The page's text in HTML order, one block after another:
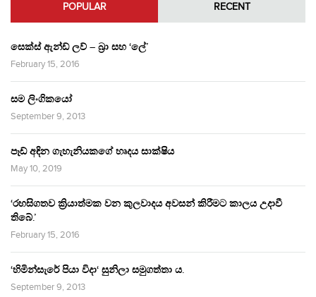
POPULAR RECENT
සෙක්ස් ඇන්ඩ් ලව් – බ්‍රා සහ ‘ලේ’
February 15, 2016
සම ලිංගිකයෝ
September 9, 2013
පෑඩ් අඳින ගැහැනියකගේ හෘදය සාක්ෂිය
May 10, 2019
‘රහසිගතව ක්‍රියාත්මක වන කුලවාදය අවසන් කිරීමට කාලය උදාවී
තිබේ.’
February 15, 2016
‘හිමින්සැරේ පියා විදා‘ සුනිලා සමුගත්තා ය.
September 9, 2013